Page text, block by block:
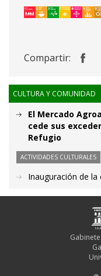
Compartir:
CULTURA Y COMUNIDAD
El Mercado
cede sus
Refugio
ACTIVIDADES CULTURALES
Inauguración de